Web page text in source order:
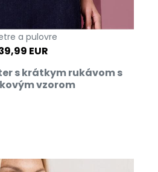
a pulovre
EUR
s krátkym rukávom s
vzorom